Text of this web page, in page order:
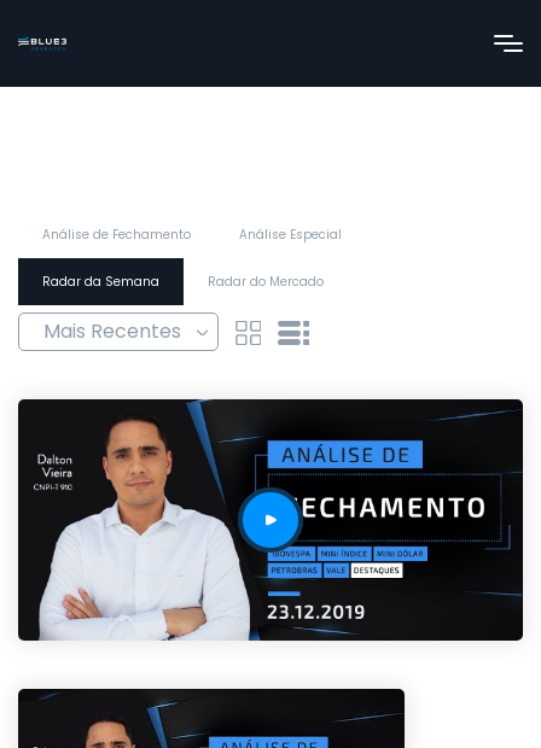
Análise de Fechamento Análise Especial
Radar da Semana Radar do Mercado